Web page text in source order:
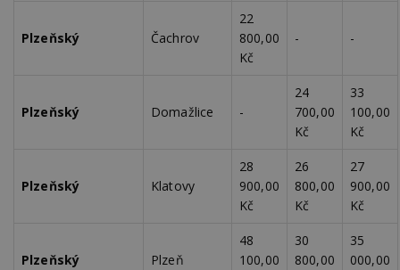
Plzeňský Čachrov
22
800,00
Kč
- -
Plzeňský Domažlice -
24
700,00
Kč
33
100,00
Kč
Plzeňský Klatovy
28
900,00
Kč
26
800,00
Kč
27
900,00
Kč
Plzeňský Plzeň
48
100,00
30
800,00
35
000,00